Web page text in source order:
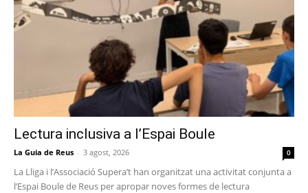
Lectura inclusiva a l’Espai Boule
La Guia de Reus - 3 agost, 2026 0
La Lliga i l’Associació Supera’t han organitzat una activitat conjunta a
l’Espai Boule de Reus per apropar noves formes de lectura